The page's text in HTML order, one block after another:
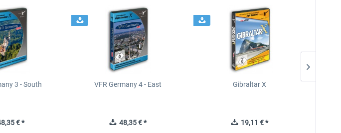
3 - South
€ *
VFR Germany 4 - East
48,35 € *
Gibraltar X
19,11 € *